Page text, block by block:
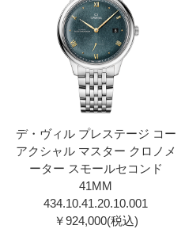
デ・ヴィル プレステージ コー
アクシャル マスター クロノメ
ーター スモールセコンド
41MM
434.10.41.20.10.001
￥924,000(税込)